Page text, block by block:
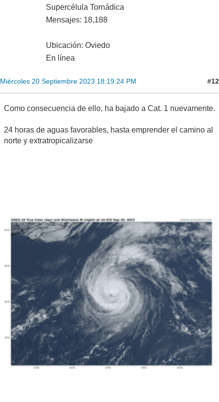
Supercélula Tornádica
Mensajes: 18,188
Ubicación: Oviedo
En línea
Miércoles 20 Septiembre 2023 18:19:24 PM #12
Como consecuencia de ello, ha bajado a Cat. 1 nuevamente.
24 horas de aguas favorables, hasta emprender el camino al
norte y extratropicalizarse